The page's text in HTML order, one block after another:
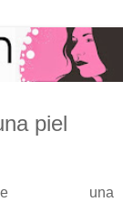
piel
una